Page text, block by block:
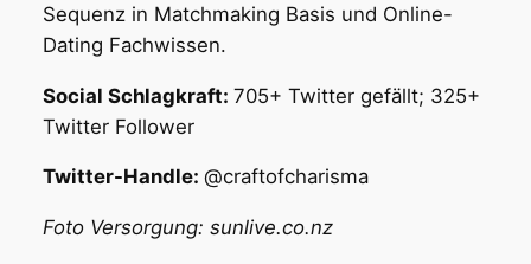
Sequenz in Matchmaking Basis und Online-
Dating Fachwissen.
Social Schlagkraft: 705+ Twitter gefällt; 325+
Twitter Follower
Twitter-Handle: @craftofcharisma
Foto Versorgung: sunlive.co.nz